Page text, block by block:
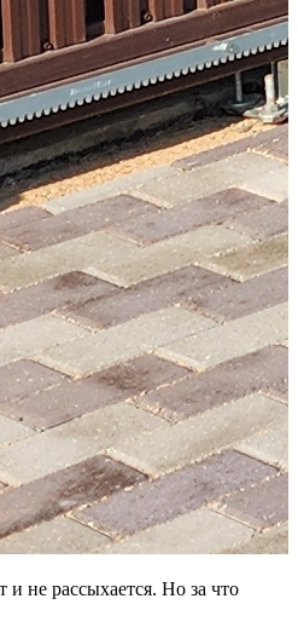
не рассыхается. Но за что